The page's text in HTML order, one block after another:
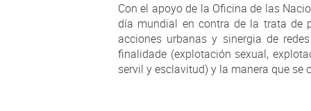
Con el apoyo de la Oficina de las
día mundial en contra de la trata de
acciones urbanas y sinergia de
finalidade (explotación sexual,
servil y esclavitud) y la manera que